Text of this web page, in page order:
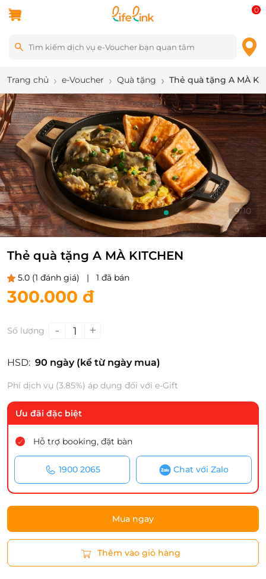
0
Trang chủ e-Voucher Quà tặng Thẻ quà tặng A MÀ
10/10
Thẻ quà tặng A MÀ KITCHEN
5.0 (1 đánh giá) | 1 đã bán
300.000 đ
Số lượng - 1 +
HSD: 90 ngày (kể từ ngày mua)
Phí dịch vụ (3.85%) áp dụng đối với e-Gift
Ưu đãi đặc biệt
Hỗ trợ booking, đặt bàn
1900 2065 Chat với Zalo
Mua ngay
Thêm vào giỏ hàng